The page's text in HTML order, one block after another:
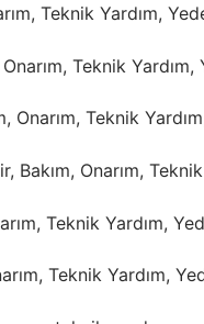
Teknik Yardım,
Teknik Yardım,
Onarım, Teknik
Onarım,
Teknik Yardım,
Teknik Yardım,